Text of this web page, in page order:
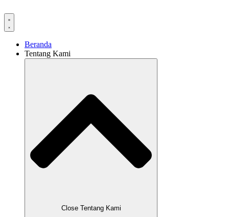
ke
konten
Beranda
Tentang Kami
Close Tentang Kami